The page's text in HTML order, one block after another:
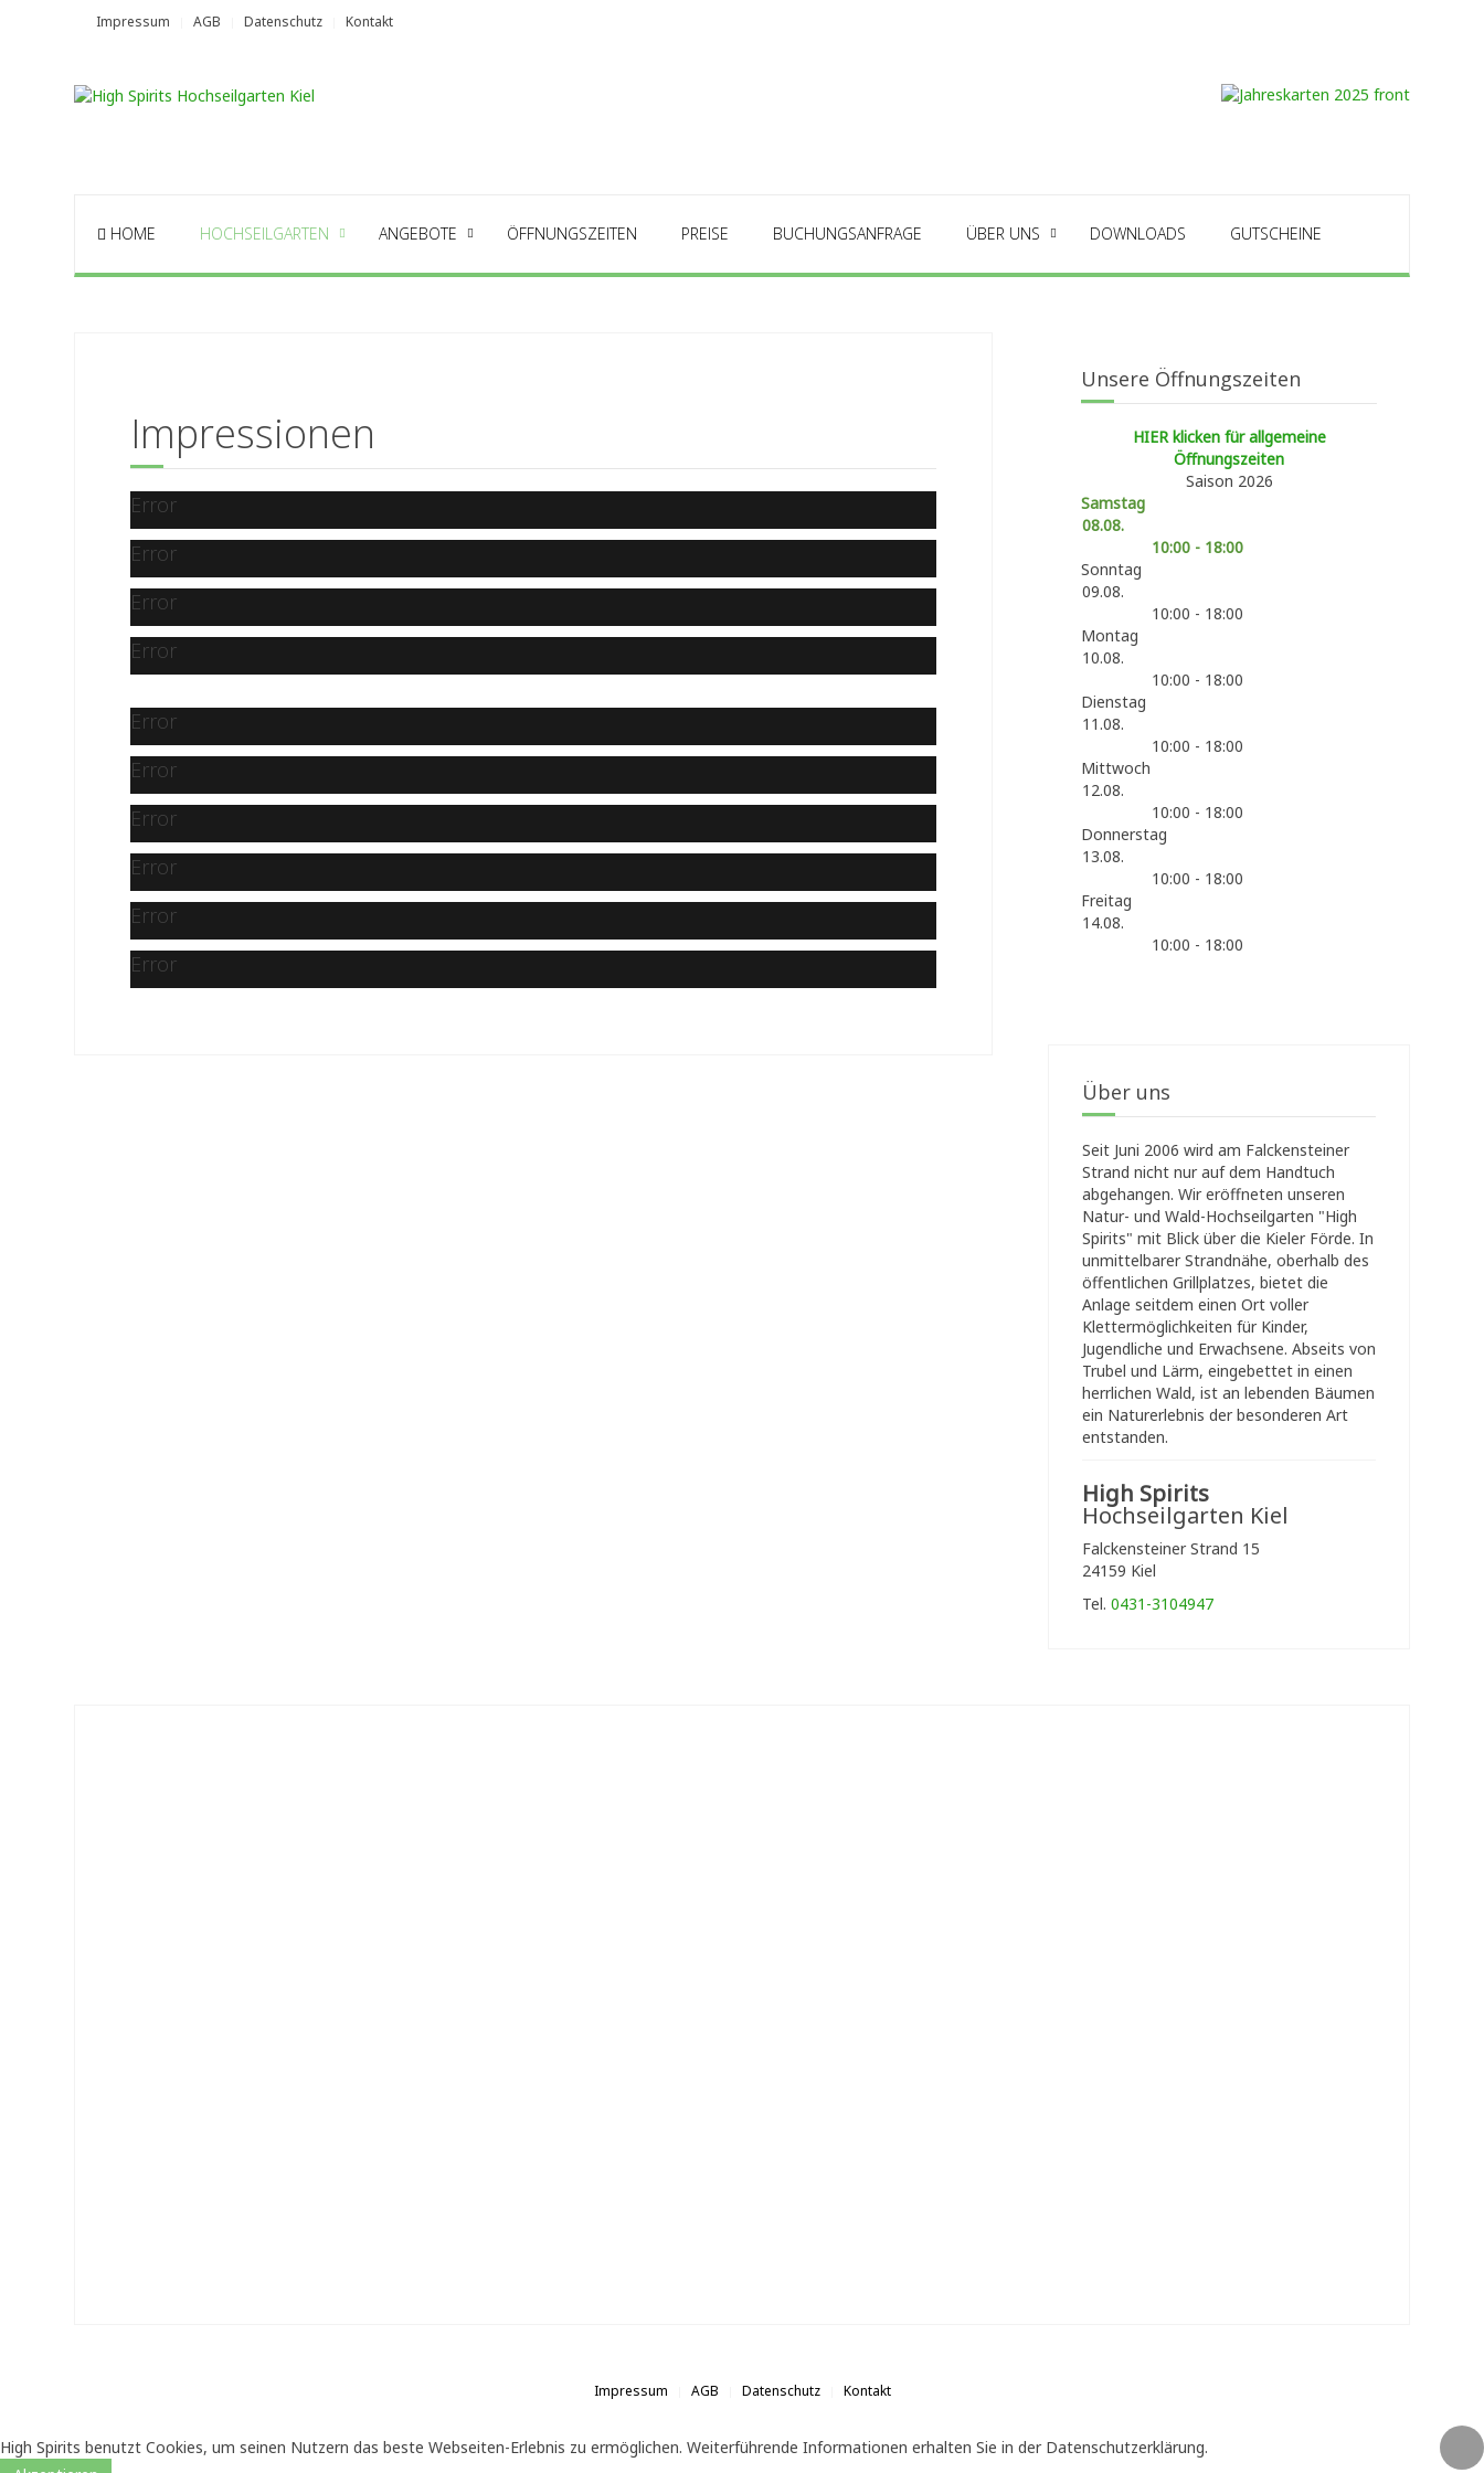
Impressum AGB Datenschutz Kontakt
HOME HOCHSEILGARTEN ANGEBOTE ÖFFNUNGSZEITEN PREISE BUCHUNGSANFRAGE ÜBER UNS DOWNLOADS GUTSCHEINE
Impressionen
Error
Error
Error
Error
Error
Error
Error
Error
Error
Error
Unsere Öffnungszeiten
HIER klicken für allgemeine
Öffnungszeiten
Saison 2026
Samstag
08.08.
10:00 - 18:00
Sonntag
09.08.
10:00 - 18:00
Montag
10.08.
10:00 - 18:00
Dienstag
11.08.
10:00 - 18:00
Mittwoch
12.08.
10:00 - 18:00
Donnerstag
13.08.
10:00 - 18:00
Freitag
14.08.
10:00 - 18:00
Über uns
Seit Juni 2006 wird am Falckensteiner
Strand nicht nur auf dem Handtuch
abgehangen. Wir eröffneten unseren
Natur- und Wald-Hochseilgarten "High
Spirits" mit Blick über die Kieler Förde. In
unmittelbarer Strandnähe, oberhalb des
öffentlichen Grillplatzes, bietet die
Anlage seitdem einen Ort voller
Klettermöglichkeiten für Kinder,
Jugendliche und Erwachsene. Abseits von
Trubel und Lärm, eingebettet in einen
herrlichen Wald, ist an lebenden Bäumen
ein Naturerlebnis der besonderen Art
entstanden.
High Spirits
Hochseilgarten Kiel
Falckensteiner Strand 15
24159 Kiel
Tel. 0431-3104947
Impressum AGB Datenschutz Kontakt
High Spirits benutzt Cookies, um seinen Nutzern das beste Webseiten-Erlebnis zu ermöglichen. Weiterführende Informationen erhalten Sie in der Datenschutzerklärung.